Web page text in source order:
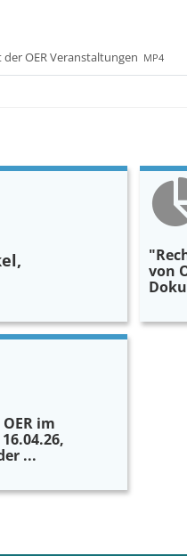
OER Veranstaltungen MP4
von
im
...